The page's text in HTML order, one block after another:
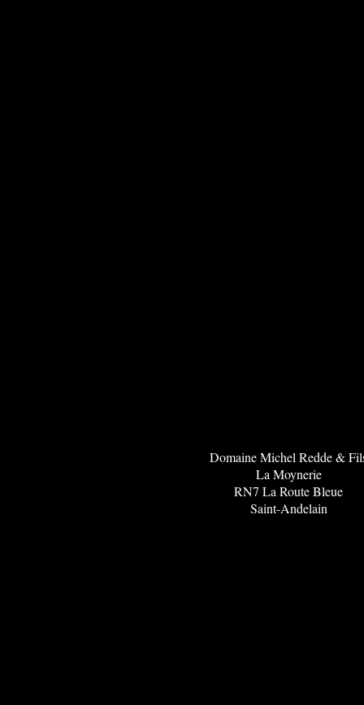
Domaine Michel Redde &
La Moynerie
RN7 La Route Bleue
Saint-Andelain